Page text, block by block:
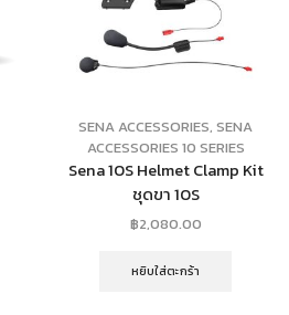
SENA ACCESSORIES, SENA
ACCESSORIES 10 SERIES
Sena 10S Helmet Clamp Kit
ชุดขา 10S
฿2,080.00
หยิบใส่ตะกร้า